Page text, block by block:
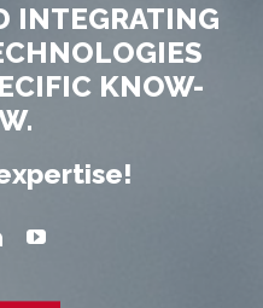
INTEGRATING
KNOW-
LinkedinYouTube